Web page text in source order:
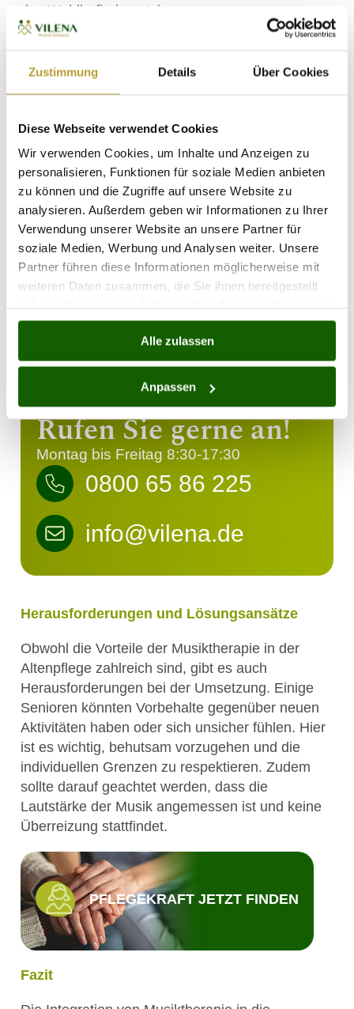
Zustimmung Details Über Cookies
Diese Webseite verwendet Cookies
Wir verwenden Cookies, um Inhalte und Anzeigen zu
personalisieren, Funktionen für soziale Medien anbieten
zu können und die Zugriffe auf unsere Website zu
analysieren. Außerdem geben wir Informationen zu Ihrer
Verwendung unserer Website an unsere Partner für
soziale Medien, Werbung und Analysen weiter. Unsere
Partner führen diese Informationen möglicherweise mit
weiteren Daten zusammen, die Sie ihnen bereitgestellt
gesammelt haben.
Alle zulassen
Anpassen
das Wohlbefinden steigern.
Musikauswahl: Wählen Sie Musikstücke, die
individuellen Vorlieben der Senioren
Aktivitäten: Ermutigen Sie die Senioren zum
Mitsingen, Tanzen oder zum Spielen
einfacher Instrumente.
Regelmäßigkeit: Integrieren Sie
musikalische Aktivitäten regelmäßig in den
Tagesablauf, um kontinuierliche positive
Effekte zu erzielen.
Atmosphäre für musikalische Aktivitäten, frei
von störenden Geräuschen und
Ablenkungen.
Rufen Sie gerne an!
Montag bis Freitag 8:30-17:30
0800 65 86 225
info@vilena.de
Herausforderungen und Lösungsansätze
Obwohl die Vorteile der Musiktherapie in der
Altenpflege zahlreich sind, gibt es auch
Herausforderungen bei der Umsetzung. Einige
Senioren könnten Vorbehalte gegenüber neuen
Aktivitäten haben oder sich unsicher fühlen. Hier
ist es wichtig, behutsam vorzugehen und die
individuellen Grenzen zu respektieren. Zudem
sollte darauf geachtet werden, dass die
Lautstärke der Musik angemessen ist und keine
Überreizung stattfindet.
PFLEGEKRAFT JETZT FINDEN
Fazit